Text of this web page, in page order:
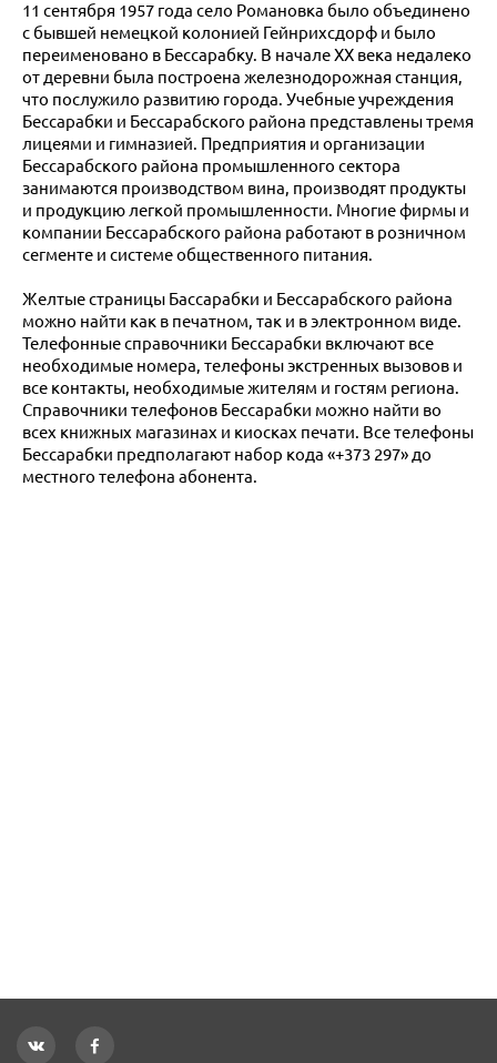
11 сентября 1957 года село Романовка было объединено
с бывшей немецкой колонией Гейнрихсдорф и было
переименовано в Бессарабку. В начале XX века недалеко
от деревни была построена железнодорожная станция,
что послужило развитию города. Учебные учреждения
Бессарабки и Бессарабского района представлены тремя
лицеями и гимназией. Предприятия и организации
Бессарабского района промышленного сектора
занимаются производством вина, производят продукты
и продукцию легкой промышленности. Многие фирмы и
компании Бессарабского района работают в розничном
сегменте и системе общественного питания.
Желтые страницы Бассарабки и Бессарабского района
можно найти как в печатном, так и в электронном виде.
Телефонные справочники Бессарабки включают все
необходимые номера, телефоны экстренных вызовов и
все контакты, необходимые жителям и гостям региона.
Справочники телефонов Бессарабки можно найти во
всех книжных магазинах и киосках печати. Все телефоны
Бессарабки предполагают набор кода «+373 297» до
местного телефона абонента.